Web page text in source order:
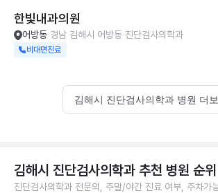
한빛내과의원
어방동 경남 김해시 어방동 진단검사의학과
비대면진료
김해시 진단검사의학과 병원 더
김해시 진단검사의학과 추천 병원 순
진단검사의학과 전문의, 주말/야간 진료 여부, 주차가